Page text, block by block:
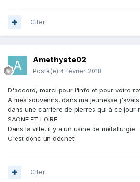
Citer
Amethyste02
Posté(e) 4 février 2018
D'accord, merci pour l'info et pour votre
A mes souvenirs, dans ma jeunesse
dans une carrière de pierres qui à ce jour
SAONE ET LOIRE
Dans la ville, il y a un usine de métallurgie.
C'est donc un déchet!
Citer